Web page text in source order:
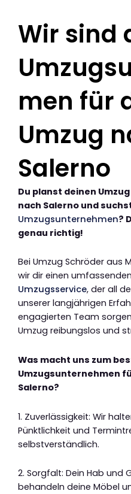
Wir sind
men für
Umzug
Salerno
Du planst deinen
nach Salerno und
Umzugsunternehmen?
genau richtig!
Bei Umzug Schröder aus
wir dir einen
Umzugsservice, der all
unserer langjährigen
engagierten Team
Umzug reibungslos und
Was macht uns zum
Umzugsunternehmen
Salerno?
1. Zuverlässigkeit: Wir
Pünktlichkeit und
selbstverständlich.
2. Sorgfalt: Dein Hab und
behandeln deine Möbel